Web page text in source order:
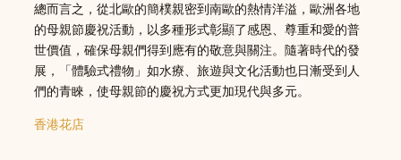
總而言之，從北歐的簡樸親密到南歐的熱情洋溢，歐洲各地
的母親節慶祝活動，以多種形式彰顯了感恩、尊重和愛的普
世價值，確保母親們得到應有的敬意與關注。隨著時代的發
展，「體驗式禮物」如水療、旅遊與文化活動也日漸受到人
們的青睞，使母親節的慶祝方式更加現代與多元。
香港花店